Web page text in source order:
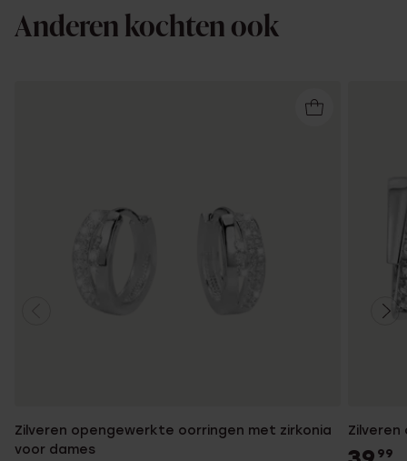
Anderen kochten ook
Zilveren opengewerkte oorringen met zirkonia
voor dames
Zilveren
99